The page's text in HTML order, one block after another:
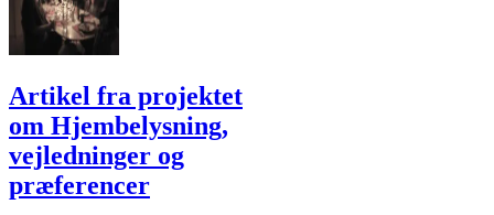
Artikel fra projektet
om Hjembelysning,
vejledninger og
præferencer